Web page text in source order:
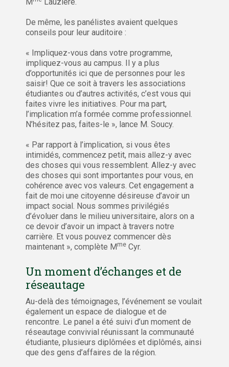
De même, les panélistes avaient quelques
conseils pour leur auditoire :
« Impliquez-vous dans votre programme,
impliquez-vous au campus. Il y a plus
d’opportunités ici que de personnes pour les
saisir! Que ce soit à travers les associations
étudiantes ou d’autres activités, c’est vous qui
faites vivre les initiatives. Pour ma part,
l’implication m’a formée comme professionnel.
N’hésitez pas, faites-le », lance M. Soucy.
« Par rapport à l’implication, si vous êtes
intimidés, commencez petit, mais allez-y avec
des choses qui vous ressemblent. Allez-y avec
des choses qui sont importantes pour vous, en
cohérence avec vos valeurs. Cet engagement a
fait de moi une citoyenne désireuse d’avoir un
impact social. Nous sommes privilégiés
d’évoluer dans le milieu universitaire, alors on a
ce devoir d’avoir un impact à travers notre
carrière. Et vous pouvez commencer dès
maintenant », complète Mme Cyr.
Un moment d’échanges et de
réseautage
Au-delà des témoignages, l’événement se voulait
également un espace de dialogue et de
rencontre. Le panel a été suivi d’un moment de
réseautage convivial réunissant la communauté
étudiante, plusieurs diplômées et diplômés, ainsi
que des gens d’affaires de la région.